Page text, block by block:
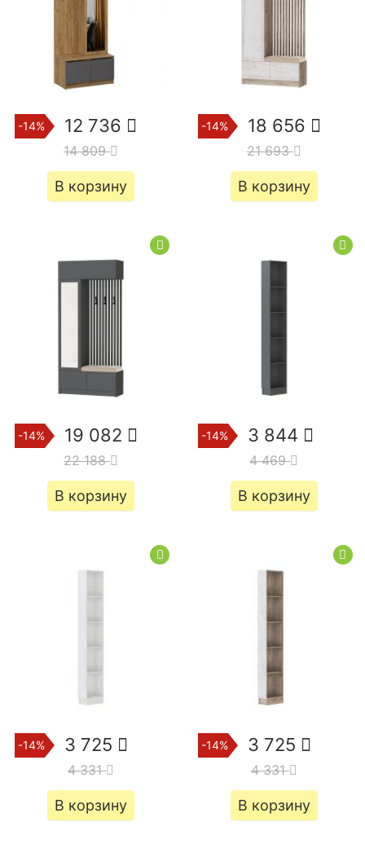
-14% 12 736
14 809
В корзину
-14% 18 656
21 693
В корзину
-14% 19 082
22 188
В корзину
-14% 3 844
4 469
В корзину
-14% 3 725
4 331
В корзину
-14% 3 725
4 331
В корзину